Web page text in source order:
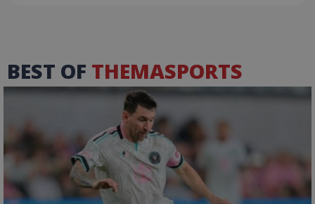
BEST OF THEMASPORTS